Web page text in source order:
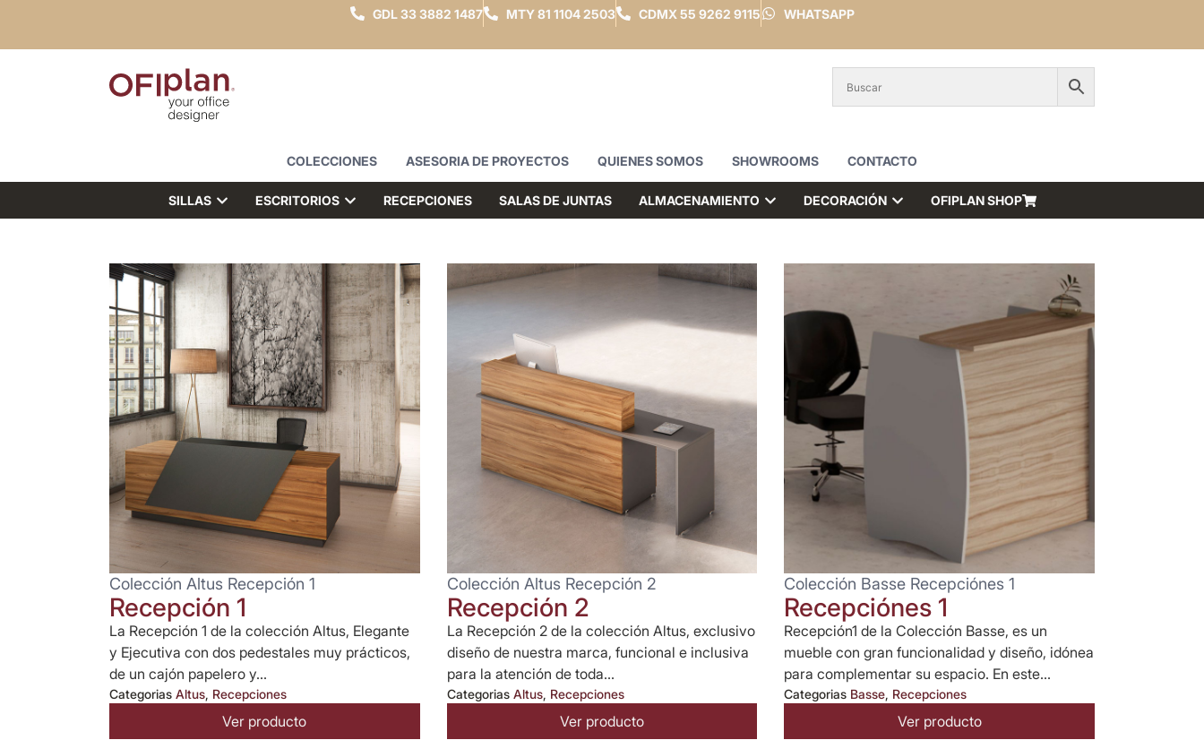
GDL33 3882 1487 MTY81 1104 2503 CDMX 55 9262 9115 WHATSAPP
COLECCIONES ASESORIA DE PROYECTOS QUIENES SOMOS SHOWROOMS CONTACTO
SILLAS ESCRITORIOS RECEPCIONES SALAS DE JUNTAS ALMACENAMIENTO DECORACIÓN OFIPLAN SHOP
Colección Altus Recepción 1
Recepción 1
La Recepción 1 de la colección Altus, Elegante
y Ejecutiva con dos pedestales muy prácticos,
de un cajón papelero y...
Categorias Altus, Recepciones
Ver producto
Colección Altus Recepción 2
Recepción 2
La Recepción 2 de la colección Altus, exclusivo
diseño de nuestra marca, funcional e inclusiva
para la atención de toda...
Categorias Altus, Recepciones
Ver producto
Colección Basse Recepciónes 1
Recepciónes 1
Recepción1 de la Colección Basse, es un
mueble con gran funcionalidad y diseño, idónea
para complementar su espacio. En este...
Categorias Basse, Recepciones
Ver producto